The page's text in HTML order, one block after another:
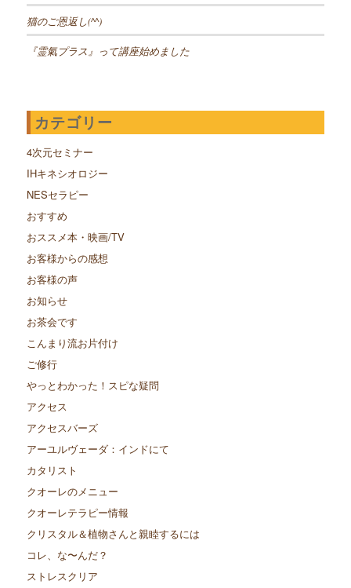
猫のご恩返し(^^)
『霊氣プラス』って講座始めました
カテゴリー
4次元セミナー
IHキネシオロジー
NESセラピー
おすすめ
おススメ本・映画/TV
お客様からの感想
お客様の声
お知らせ
お茶会です
こんまり流お片付け
ご修行
やっとわかった！スピな疑問
アクセス
アクセスバーズ
アーユルヴェーダ：インドにて
カタリスト
クオーレのメニュー
クオーレテラピー情報
クリスタル＆植物さんと親睦するには
コレ、な〜んだ？
ストレスクリア